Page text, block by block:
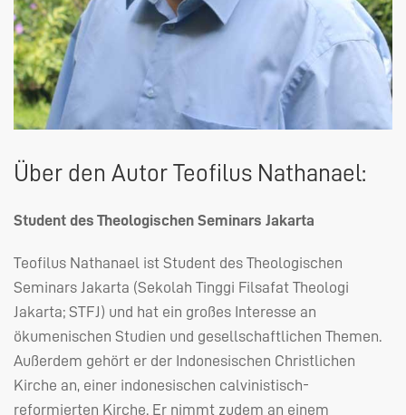
Über den Autor Teofilus Nathanael:
Student des Theologischen Seminars Jakarta
Teofilus Nathanael ist Student des Theologischen
Seminars Jakarta (Sekolah Tinggi Filsafat Theologi
Jakarta; STFJ) und hat ein großes Interesse an
ökumenischen Studien und gesellschaftlichen Themen.
Außerdem gehört er der Indonesischen Christlichen
Kirche an, einer indonesischen calvinistisch-
reformierten Kirche. Er nimmt zudem an einem